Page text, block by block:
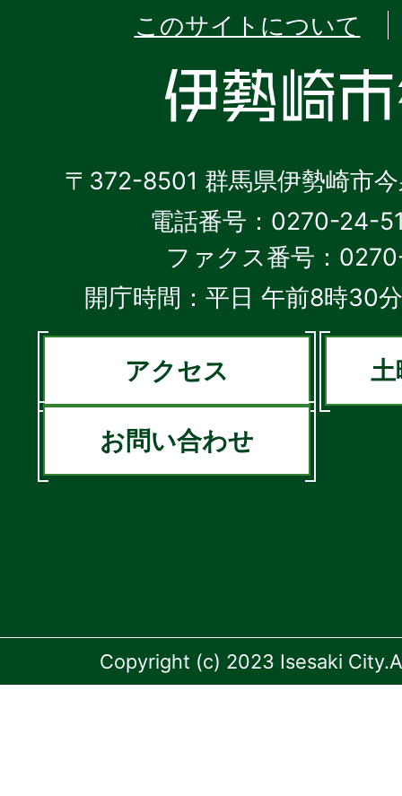
このサイトについて
〒372-8501 群馬県伊勢崎市
電話番号：0270-24-
ファクス番号：
開庁時間：平日 午前8時30
アクセス 土
お問い合わせ
Copyright (c) 2023 Isesaki